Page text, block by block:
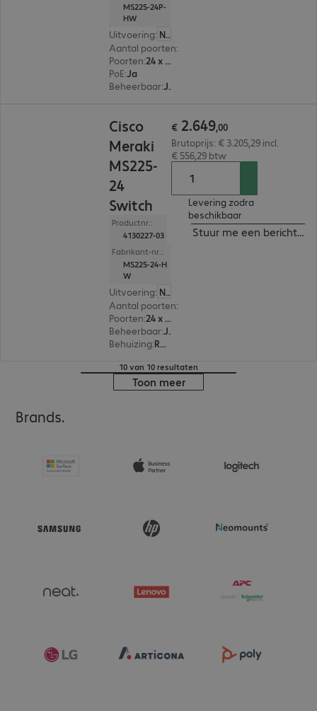
MS225-24P-
HW
Uitvoering:
Nederland
Aantal poorten:
Poorten:
24 x 10/100/1000 RJ45
PoE:Ja
Beheerbaar: Ja
Cisco
Meraki
MS225-
24
Switch
Productnr.:
4130227-03
Fabrikant-nr.:
MS225-24-H
W
Uitvoering:
Nederland
Aantal poorten:
Poorten:
24 x 10/100/1000 RJ45
Beheerbaar: Ja
Behuizing: Rackmount
€ 2.649,00
Brutoprijs: € 3.205,29 incl.
€ 556,29 btw
Levering zodra
beschikbaar
Stuur me een bericht
10 van 10 resultaten
Toon meer
Brands.